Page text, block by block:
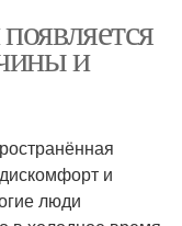
и
и
люди